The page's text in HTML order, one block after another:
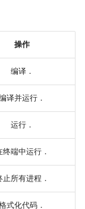
操作
编译．
译并运行．
运行．
终端中运行．
止所有进程．
式化代码．